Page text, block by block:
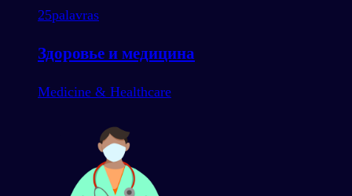
25palavras
Здоровье и медицина
Medicine & Healthcare